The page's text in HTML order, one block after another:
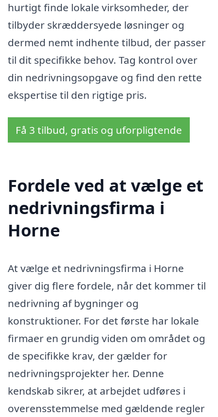
hurtigt finde lokale virksomheder, der
tilbyder skræddersyede løsninger og
dermed nemt indhente tilbud, der passer
til dit specifikke behov. Tag kontrol over
din nedrivningsopgave og find den rette
ekspertise til den rigtige pris.
Få 3 tilbud, gratis og uforpligtende
Fordele ved at vælge et
nedrivningsfirma i
Horne
At vælge et nedrivningsfirma i Horne
giver dig flere fordele, når det kommer til
nedrivning af bygninger og
konstruktioner. For det første har lokale
firmaer en grundig viden om området og
de specifikke krav, der gælder for
nedrivningsprojekter her. Denne
kendskab sikrer, at arbejdet udføres i
overensstemmelse med gældende regler